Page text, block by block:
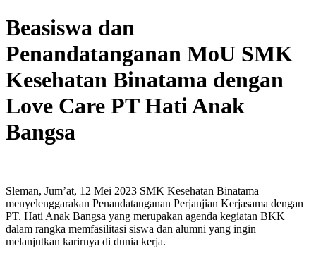
Beasiswa dan
Penandatanganan MoU SMK
Kesehatan Binatama dengan
Love Care PT Hati Anak
Bangsa
Sleman, Jum’at, 12 Mei 2023 SMK Kesehatan Binatama
menyelenggarakan Penandatanganan Perjanjian Kerjasama dengan
PT. Hati Anak Bangsa yang merupakan agenda kegiatan BKK
dalam rangka memfasilitasi siswa dan alumni yang ingin
melanjutkan karirnya di dunia kerja.